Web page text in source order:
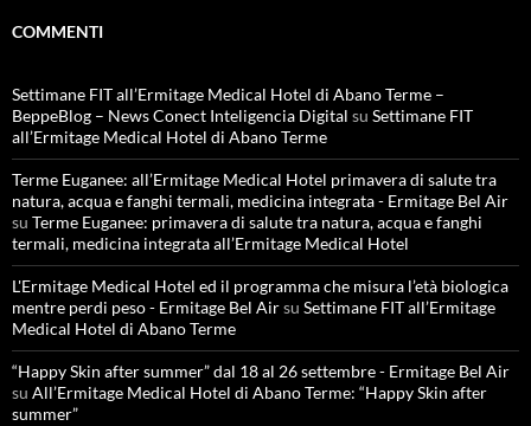
COMMENTI
Settimane FIT all’Ermitage Medical Hotel di Abano Terme –
BeppeBlog – News Conect Inteligencia Digital su Settimane FIT
all’Ermitage Medical Hotel di Abano Terme
Terme Euganee: all’Ermitage Medical Hotel primavera di salute tra
natura, acqua e fanghi termali, medicina integrata - Ermitage Bel Air
su Terme Euganee: primavera di salute tra natura, acqua e fanghi
termali, medicina integrata all’Ermitage Medical Hotel
L'Ermitage Medical Hotel ed il programma che misura l’età biologica
mentre perdi peso - Ermitage Bel Airsu Settimane FIT all’Ermitage
Medical Hotel di Abano Terme
“Happy Skin after summer” dal 18 al 26 settembre - Ermitage Bel Air
su All’Ermitage Medical Hotel di Abano Terme: “Happy Skin after
summer”